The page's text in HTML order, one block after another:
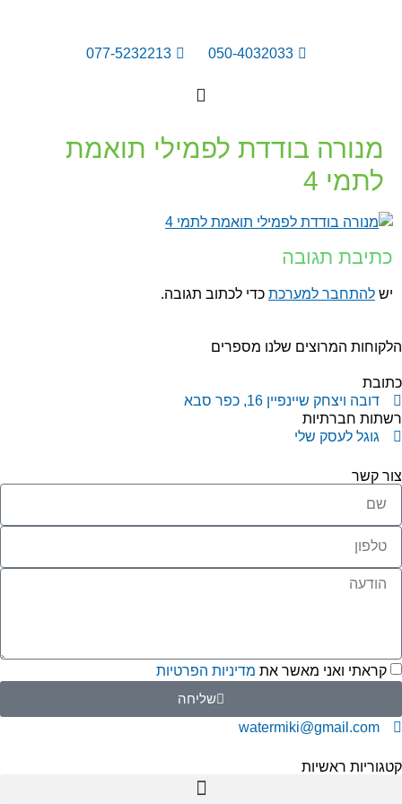
050-4032033
077-5232213
מנורה בודדת לפמילי תואמת
לתמי 4
כתיבת תגובה
ישלהתחבר למערכתכדי לכתוב תגובה.
המרוצים שלנו מספרים
דובה ויצחק שיינפיין 16, כפר סבא
חברתיות
גוגל לעסק שלי
קשר
קראתי ואני מאשר אתמדיניות הפרטיות
שליחה
watermiki@gmail.com
ראשיות